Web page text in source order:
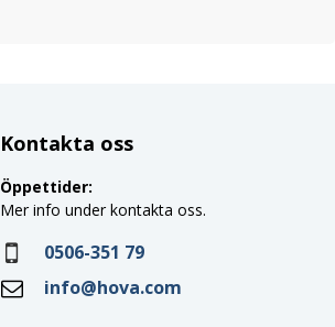
Kontakta oss
Öppettider:
Mer info under kontakta oss.
0506-351 79
info@hova.com